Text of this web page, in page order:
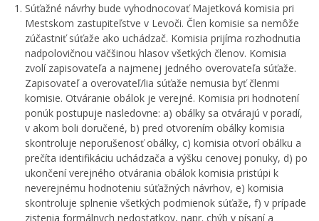
Súťažné návrhy bude vyhodnocovať Majetková komisia pri
Mestskom zastupiteľstve v Levoči. Člen komisie sa nemôže
zúčastniť súťaže ako uchádzač. Komisia prijíma rozhodnutia
nadpolovičnou väčšinou hlasov všetkých členov. Komisia
zvolí zapisovateľa a najmenej jedného overovateľa súťaže.
Zapisovateľ a overovateľ/lia súťaže nemusia byť členmi
komisie. Otváranie obálok je verejné. Komisia pri hodnotení
ponúk postupuje nasledovne: a) obálky sa otvárajú v poradí,
v akom boli doručené, b) pred otvorením obálky komisia
skontroluje neporušenosť obálky, c) komisia otvorí obálku a
prečíta identifikáciu uchádzača a výšku cenovej ponuky, d) po
ukončení verejného otvárania obálok komisia pristúpi k
neverejnému hodnoteniu súťažných návrhov, e) komisia
skontroluje splnenie všetkých podmienok súťaže, f) v prípade
zistenia formálnych nedostatkov, napr. chýb v písaní a